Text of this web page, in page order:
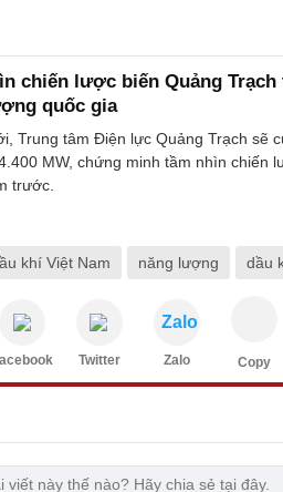
chiến lược biến Quảng
quốc gia
Trung tâm Điện lực Quảng Trạch sẽ
MW, chứng minh tầm nhìn chiến
trước.
khí Việt Nam năng lượng dầu
Twitter
Zalo
Zalo Copy